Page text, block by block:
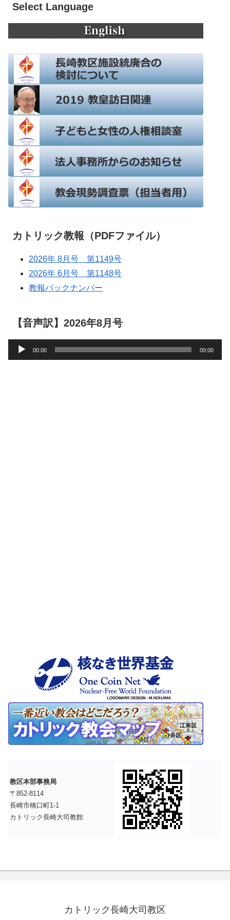
Select Language
カトリック教報（PDFファイル）
2026年 8月号 第1149号
2026年 6月号 第1148号
教報バックナンバー
【音声訳】2026年8月号
声
00:00 00:00
教区本部事務局
〒852-8114
長崎市橋口町1-1
カトリック長崎大司教館
カトリック長崎大司教区